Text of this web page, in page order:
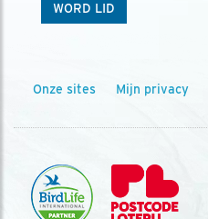
WORD LID
Onze sites Mijn privacy